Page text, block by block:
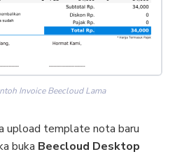
Invoice Beecloud Lama
upload template nota baru
buka Beecloud Desktop